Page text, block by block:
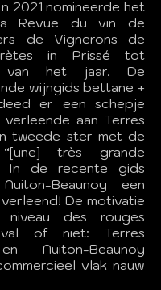
2021 nomineerde het
Revue du vin de
de Vignerons de
in Prissé tot
van het jaar. De
wijngids bettane +
er een schepje
aan Terres
tweede ster met de
très grande
In de recente gids
Beaunoy een
De motivatie
niveau des rouges
of niet: Terres
Nuiton-Beaunoy
vlak nauw